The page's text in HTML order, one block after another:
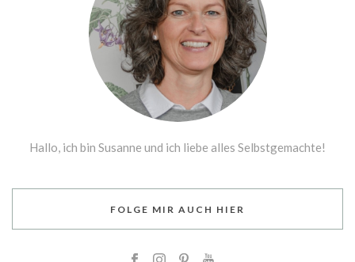
Hallo, ich bin Susanne und ich liebe alles Selbstgemachte!
FOLGE MIR AUCH HIER